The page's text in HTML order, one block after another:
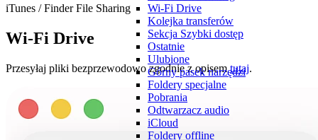
Wi-Fi Drive
Kolejka transferów
Sekcja Szybki dostęp
Ostatnie
Ulubione
Górny pasek narzędzi
Foldery specjalne
Pobrania
Odtwarzacz audio
iCloud
Foldery offline
iTunes / Finder File Sharing
Wi-Fi Drive
Przesyłaj pliki bezprzewodowo zgodnie z opisemtutaj.